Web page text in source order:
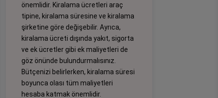
önemlidir. Kiralama ücretleri araç
tipine, kiralama süresine ve kiralama
şirketine göre değişebilir. Ayrıca,
kiralama ücreti dışında yakıt, sigorta
ve ek ücretler gibi ek maliyetleri de
göz önünde bulundurmalısınız.
Bütçenizi belirlerken, kiralama süresi
boyunca olası tüm maliyetleri
hesaba katmak önemlidir.